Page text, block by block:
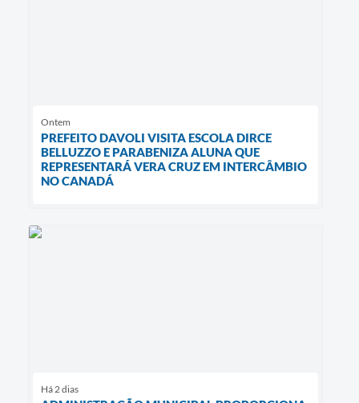
Ontem
PREFEITO DAVOLI VISITA ESCOLA DIRCE
BELLUZZO E PARABENIZA ALUNA QUE
REPRESENTARÁ VERA CRUZ EM INTERCÂMBIO
NO CANADÁ
Há 2 dias